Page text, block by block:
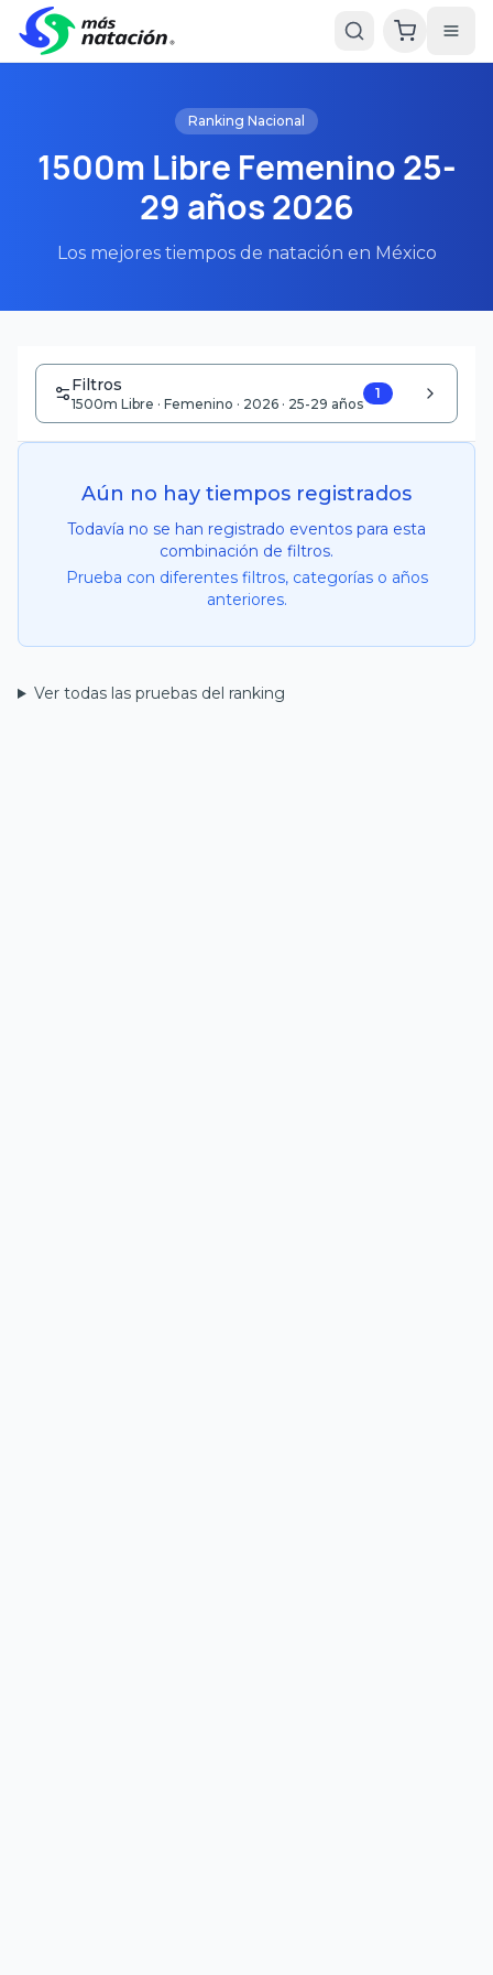
Ranking Nacional
1500m Libre Femenino 25-
29 años 2026
Los mejores tiempos de natación en México
Filtros
1500m Libre · Femenino · 2026 · 25-29 años
1
Aún no hay tiempos registrados
Todavía no se han registrado eventos para esta
combinación de filtros.
Prueba con diferentes filtros, categorías o años
anteriores.
Ver todas las pruebas del ranking